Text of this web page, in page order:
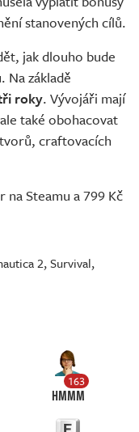
stanovených cílů.
jak dlouho bude
Na základě
roky. Vývojáři mají
také obohacovat
craftovacích
na Steamu a 799 Kč
2,Survival,
163
HMMM